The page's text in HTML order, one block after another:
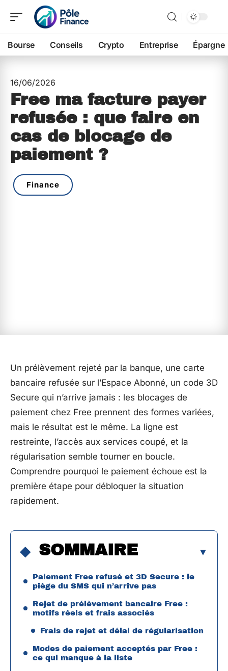
Bourse Conseils Crypto Entreprise Épargne
16/06/2026
Free ma facture payer
refusée : que faire en
cas de blocage de
paiement ?
Finance
Un prélèvement rejeté par la banque, une carte
bancaire refusée sur l’Espace Abonné, un code 3D
Secure qui n’arrive jamais : les blocages de
paiement chez Free prennent des formes variées,
mais le résultat est le même. La ligne est
restreinte, l’accès aux services coupé, et la
régularisation semble tourner en boucle.
Comprendre pourquoi le paiement échoue est la
première étape pour débloquer la situation
rapidement.
SOMMAIRE
Paiement Free refusé et 3D Secure : le
piège du SMS qui n’arrive pas
Rejet de prélèvement bancaire Free :
motifs réels et frais associés
Frais de rejet et délai de régularisation
Modes de paiement acceptés par Free :
ce qui manque à la liste